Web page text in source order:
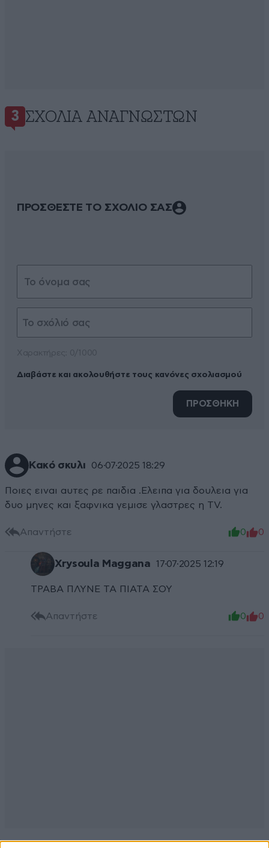
3 ΣΧΌΛΙΑ ΑΝΑΓΝΩΣΤΏΝ
ΠΡΟΣΘΕΣΤΕ ΤΟ ΣΧΟΛΙΟ ΣΑΣ
Διαβάστε και ακολουθήστε τους κανόνες σχολιασμού
ΠΡΟΣΘΗΚΗ
Κακό σκυλι 06·07·2025 18:29
Ποιες ειναι αυτες ρε παιδια .Ελειπα για δουλεια για
δυο μηνες και ξαφνικα γεμισε γλαστρες η TV.
Απαντήστε 0 0
Xrysoula Maggana 17·07·2025 12:19
ΤΡΑΒΑ ΠΛΥΝΕ ΤΑ ΠΙΑΤΑ ΣΟΥ
Απαντήστε 0 0